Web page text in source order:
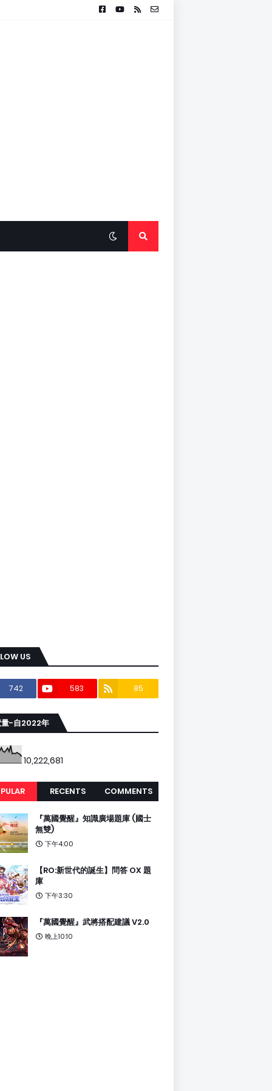
US
742 583 85
量-自2022年
10,222,681
RECENTS COMMENTS
『萬國覺醒』知識廣場題庫 (國士
無雙)
下午4:00
【RO:新世代的誕生】問答 OX 題
庫
下午3:30
『萬國覺醒』武將搭配建議 V2.0
晚上10:10